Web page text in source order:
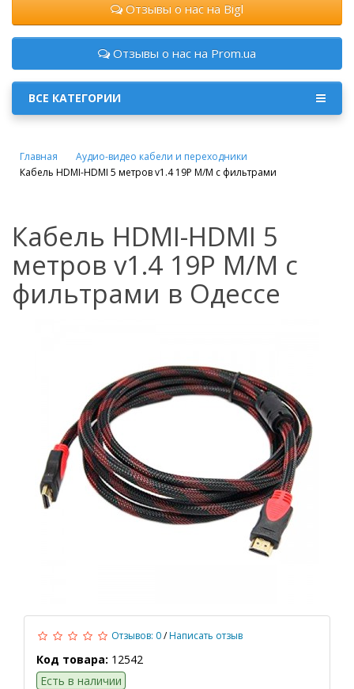
Отзывы о нас на Bigl
Отзывы о нас на Prom.ua
ВСЕ КАТЕГОРИИ
Главная
Аудио-видео кабели и переходники
Кабель HDMI-HDMI 5 метров v1.4 19P M/M с фильтрами
Кабель HDMI-HDMI 5
метров v1.4 19P M/M с
фильтрами в Одессе
Отзывов: 0/Написать отзыв
Код товара: 12542
Есть в наличии